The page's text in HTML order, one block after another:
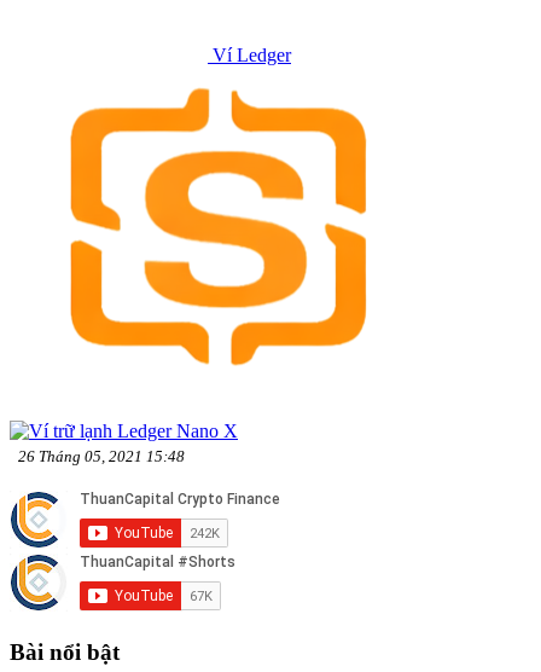
Ví Ledger
26 Tháng 05, 2021 15:48
Bài nổi bật